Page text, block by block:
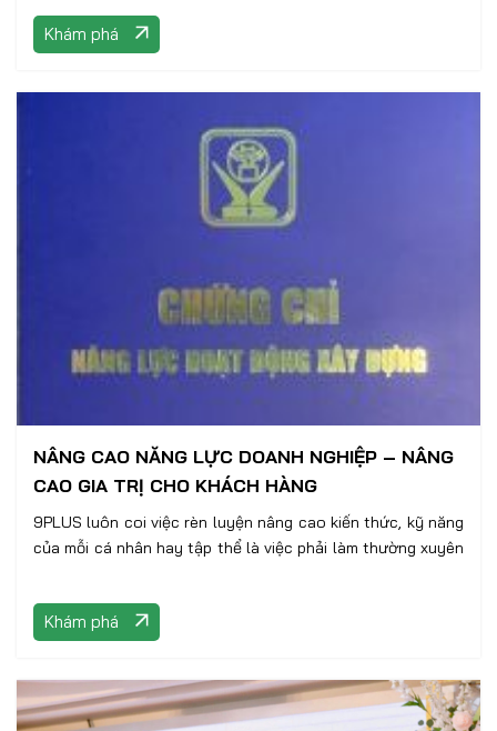
Khám phá
NÂNG CAO NĂNG LỰC DOANH NGHIỆP – NÂNG
CAO GIA TRỊ CHO KHÁCH HÀNG
9PLUS luôn coi việc rèn luyện nâng cao kiến thức, kỹ năng
của mỗi cá nhân hay tập thể là việc phải làm thường xuyên
Khám phá